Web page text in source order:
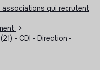
qui recrutent
>
- CDI - Direction -